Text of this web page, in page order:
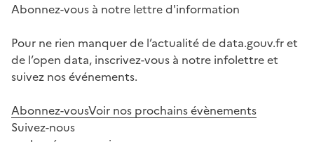
Abonnez-vous à notre lettre d'information
Pour ne rien manquer de l’actualité de data.gouv.fr et
de l’open data, inscrivez-vous à notre infolettre et
suivez nos événements.
Abonnez-vousVoir nos prochains évènements
Suivez-nous